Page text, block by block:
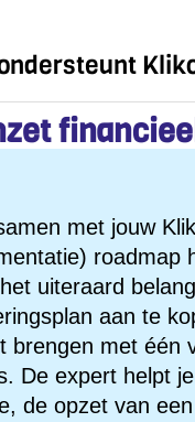
met jouw
roadmap
uiteraard
aan te
brengen met één
De expert helpt
de opzet van